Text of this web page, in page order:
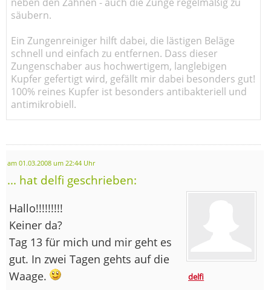
säubern.
Ein Zungenreiniger hilft dabei, die lästigen Beläge
schnell und einfach zu entfernen. Dass dieser
Zungenschaber aus hochwertigem, langlebigen
Kupfer gefertigt wird, gefällt mir dabei besonders gut!
100% reines Kupfer ist besonders antibakteriell und
antimikrobiell.
am 01.03.2008 um 22:44 Uhr
... hat delfi geschrieben:
delfi
Hallo!!!!!!!!!
Keiner da?
Tag 13 für mich und mir geht es
gut. In zwei Tagen gehts auf die
Waage.